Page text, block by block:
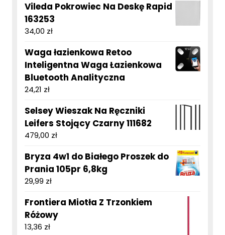
Vileda Pokrowiec Na Deskę Rapid
163253
34,00 zł
Waga łazienkowa Retoo
Inteligentna Waga Łazienkowa
Bluetooth Analityczna
24,21 zł
Selsey Wieszak Na Ręczniki
Leifers Stojący Czarny 111682
479,00 zł
Bryza 4w1 do Białego Proszek do
Prania 105pr 6,8kg
29,99 zł
Frontiera Miotła Z Trzonkiem
Różowy
13,36 zł